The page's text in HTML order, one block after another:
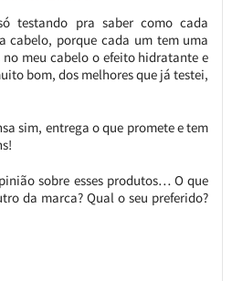
testando pra saber como cada
cabelo, porque cada um tem uma
no meu cabelo o efeito hidratante e
bom, dos melhores que já testei,
sim, entrega o que promete e tem
sobre esses produtos… O que
da marca? Qual o seu preferido?